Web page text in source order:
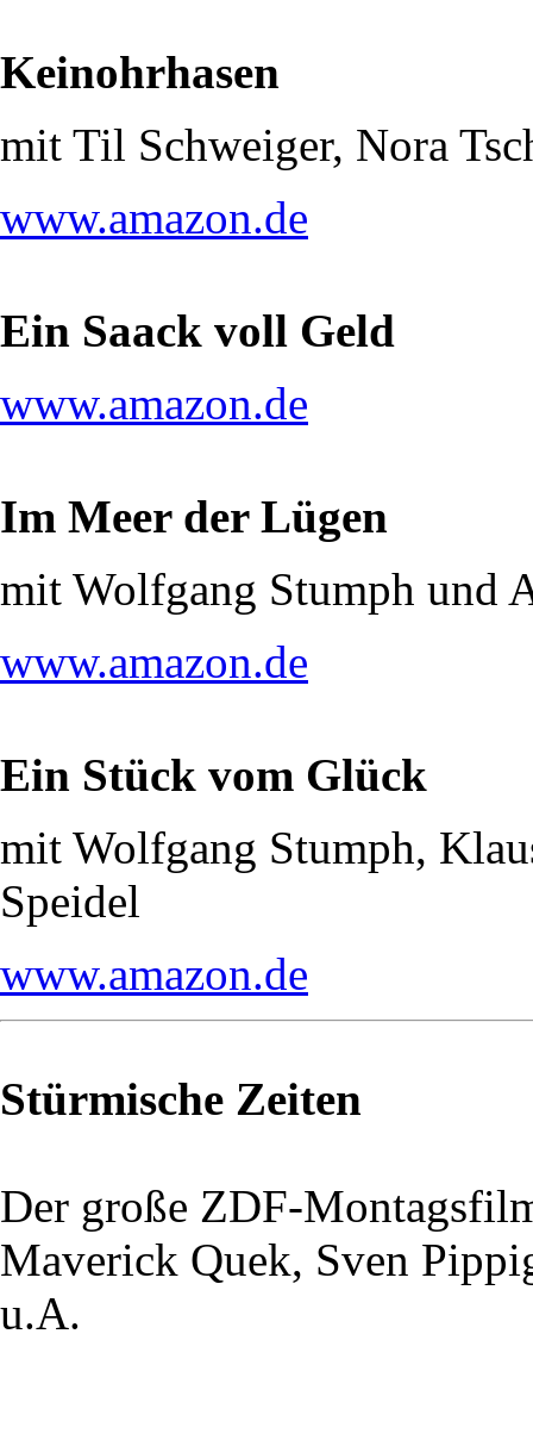
Keinohrhasen
mit Til Schweiger, Nora
www.amazon.de
Ein Saack voll Geld
www.amazon.de
Im Meer der Lügen
mit Wolfgang Stumph und
www.amazon.de
Ein Stück vom Glück
mit Wolfgang Stumph,
Speidel
www.amazon.de
Stürmische Zeiten
Der große ZDF-
Maverick Quek, Sven
u.A.